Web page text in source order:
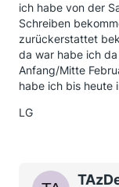
ich habe von der
Schreiben
zurückerstattet
da war habe ich
Anfang/Mitte
habe ich bis heute
LG